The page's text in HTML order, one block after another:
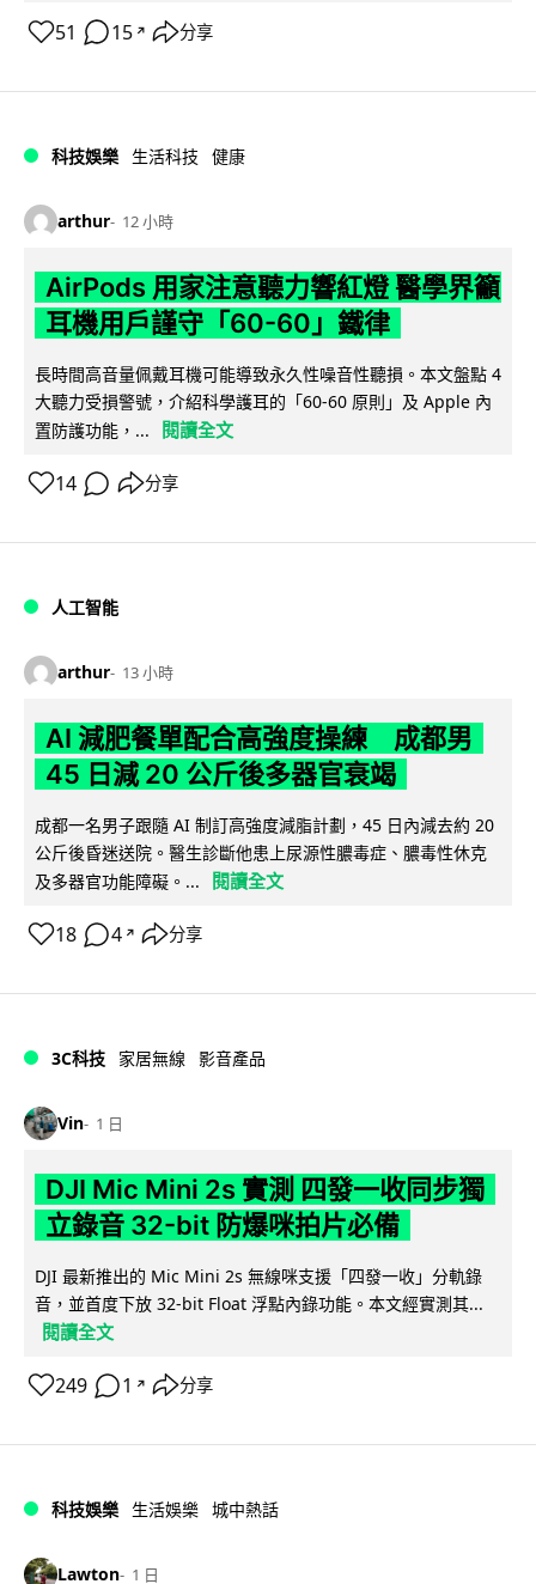
51 15 ↗ 分享
科技娛樂 生活科技 健康
arthur 12 小時
AirPods 用家注意聽力響紅燈 醫學界籲
耳機用戶謹守「60-60」鐵律
長時間高音量佩戴耳機可能導致永久性噪音性聽損。本文盤點 4
大聽力受損警號，介紹科學護耳的「60-60 原則」及 Apple 內
置防護功能，...
閱讀全文
14 分享
人工智能
arthur 13 小時
AI 減肥餐單配合高強度操練 成都男
45 日減 20 公斤後多器官衰竭
成都一名男子跟隨 AI 制訂高強度減脂計劃，45 日內減去約 20
公斤後昏迷送院。醫生診斷他患上尿源性膿毒症、膿毒性休克
及多器官功能障礙。...
閱讀全文
18 4 ↗ 分享
3C科技 家居無線 影音產品
Vin 1 日
DJI Mic Mini 2s 實測 四發一收同步獨
立錄音 32-bit 防爆咪拍片必備
DJI 最新推出的 Mic Mini 2s 無線咪支援「四發一收」分軌錄
音，並首度下放 32-bit Float 浮點內錄功能。本文經實測其...
閱讀全文
249 1 ↗ 分享
科技娛樂 生活娛樂 城中熱話
Lawton 1 日